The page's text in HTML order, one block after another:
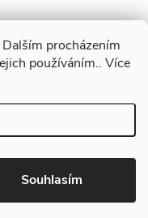
procházením
používáním.. Více
Souhlasím
práva vyhrazena.Upravit